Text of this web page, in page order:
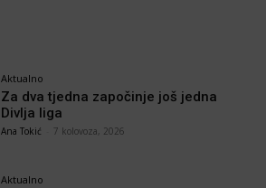
Aktualno
Za dva tjedna započinje još jedna
Divlja liga
Ana Tokić 7 kolovoza, 2026
Aktualno